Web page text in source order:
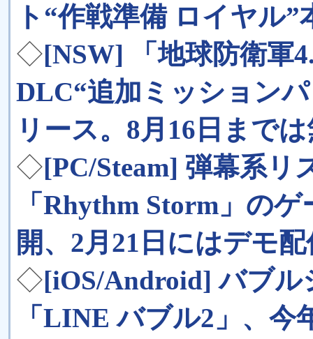
ト“作戦準備 ロイヤル”
◇[NSW] 「地球防衛軍
DLC“追加ミッション
リース。8月16日まで
◇[PC/Steam] 弾幕系
「Rhythm Storm」の
開、2月21日にはデモ
◇[iOS/Android] バブ
「LINE バブル2」、